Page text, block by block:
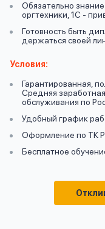
Обязательно
оргтехники, 1С -
Готовность быть
держаться своей
Условия:
Гарантированная,
Средняя
обслуживания по
Удобный график
Оформление по ТК
Бесплатное
Оформить заявку
Ответы
на
вопросы